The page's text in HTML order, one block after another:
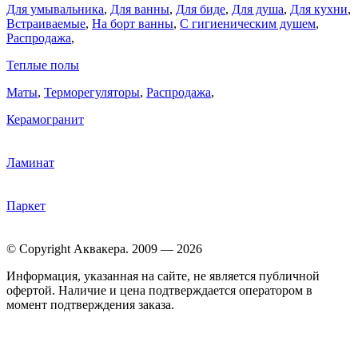
Для умывальника, Для ванны, Для биде, Для душа, Для кухни,
Встраиваемые, На борт ванны, C гигиеническим душем,
Распродажа,
Теплые полы
Маты, Терморегуляторы, Распродажа,
Керамогранит
Ламинат
Паркет
© Copyright Аквакера. 2009 — 2026
Информация, указанная на сайте, не является публичной
офертой. Наличие и цена подтверждается оператором в
момент подтверждения заказа.